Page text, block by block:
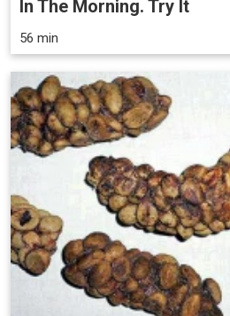
In The Morning. Try It
56 min